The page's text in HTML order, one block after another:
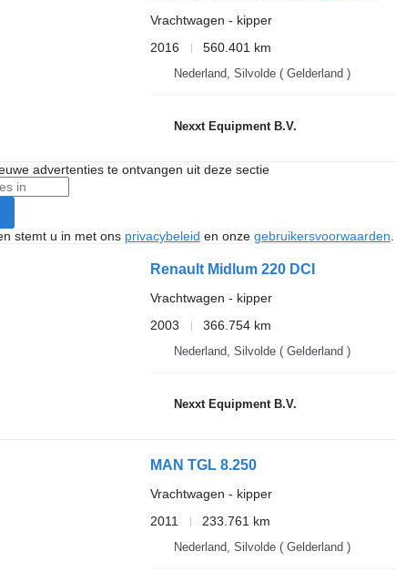
Vrachtwagen - kipper
2016
560.401 km
Nederland, Silvolde ( Gelderland )
Nexxt Equipment B.V.
advertenties te ontvangen uit deze sectie
stemt u in met ons privacybeleid en onze gebruikersvoorwaarden
Renault Midlum 220 DCI
Vrachtwagen - kipper
2003
366.754 km
Nederland, Silvolde ( Gelderland )
Nexxt Equipment B.V.
MAN TGL 8.250
Vrachtwagen - kipper
2011
233.761 km
Nederland, Silvolde ( Gelderland )